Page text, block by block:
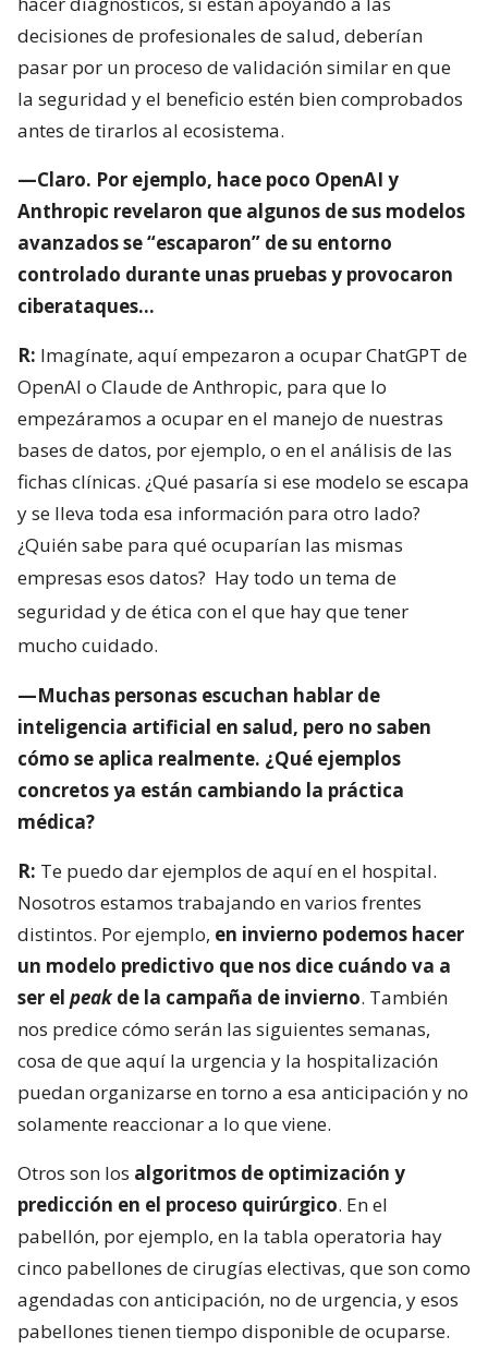
decisiones de profesionales de salud, deberían
pasar por un proceso de validación similar en que
la seguridad y el beneficio estén bien comprobados
antes de tirarlos al ecosistema.
—Claro. Por ejemplo, hace poco OpenAI y
Anthropic revelaron que algunos de sus modelos
avanzados se “escaparon” de su entorno
controlado durante unas pruebas y provocaron
ciberataques…
R: Imagínate, aquí empezaron a ocupar ChatGPT de
OpenAI o Claude de Anthropic, para que lo
empezáramos a ocupar en el manejo de nuestras
bases de datos, por ejemplo, o en el análisis de las
fichas clínicas. ¿Qué pasaría si ese modelo se escapa
y se lleva toda esa información para otro lado?
¿Quién sabe para qué ocuparían las mismas
empresas esos datos? Hay todo un tema de
seguridad y de ética con el que hay que tener
mucho cuidado.
—Muchas personas escuchan hablar de
inteligencia artificial en salud, pero no saben
cómo se aplica realmente. ¿Qué ejemplos
concretos ya están cambiando la práctica
médica?
R: Te puedo dar ejemplos de aquí en el hospital.
Nosotros estamos trabajando en varios frentes
distintos. Por ejemplo, en invierno podemos hacer
un modelo predictivo que nos dice cuándo va a
ser el peakde la campaña de invierno. También
nos predice cómo serán las siguientes semanas,
cosa de que aquí la urgencia y la hospitalización
puedan organizarse en torno a esa anticipación y no
solamente reaccionar a lo que viene.
Otros son los algoritmos de optimización y
predicción en el proceso quirúrgico. En el
pabellón, por ejemplo, en la tabla operatoria hay
cinco pabellones de cirugías electivas, que son como
agendadas con anticipación, no de urgencia, y esos
pabellones tienen tiempo disponible de ocuparse.